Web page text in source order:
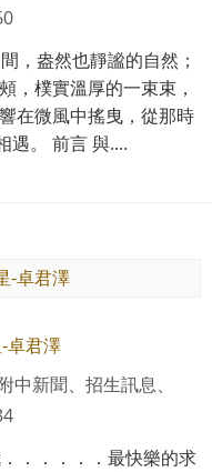
，盎然也靜謐的自然；
，樸實溫厚的一束束，
在微風中搖曳，從那時
遇。 前言 與....
卓君澤
中新聞、招生訊息、
．．．．．最快樂的求